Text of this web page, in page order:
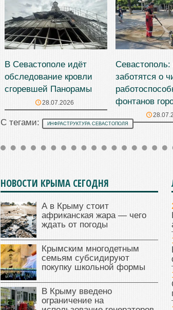
В Севастополе идёт
обследование кровли
сгоревшей Панорамы
28.07.2026
Севастополь:
заботятся о
фонтанов
С тегами: ИНФРАСТРУКТУРА СЕВАСТОПОЛЯ
НОВОСТИ КРЫМА СЕГОДНЯ
А в Крыму стоит
африканская жара — чего
ждать от погоды
Крымским многодетным
семьям субсидируют
покупку школьной формы
В Крыму введено
ограничение на